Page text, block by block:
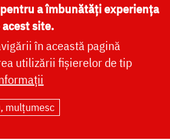
CATEDRALA NAȚIONALĂ
a îmbunătăți experiența
site.
în această pagină
utilizării fișierelor de tip
mulțumesc